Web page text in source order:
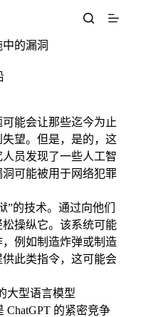
的漏洞
能会让那些迄今为止
望。但是，是的，这
员发现了一些人工智
可能被用于网络犯罪
”的技术。通过向他们
操纵它。该系统可能
例如制造炸弹或制造
此类指令，这可能会
大型语言模型
ChatGPT 的紧密竞争